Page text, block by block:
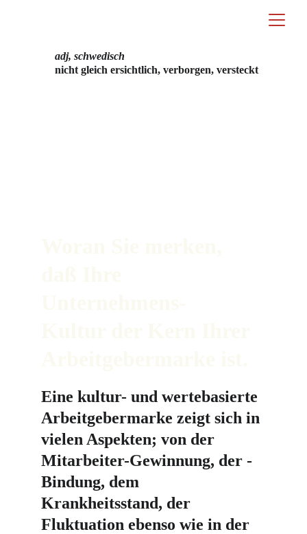
Eine kultur- und wertebasierte
Arbeitgebermarke zeigt sich in
vielen Aspekten; von der
Mitarbeiter-Gewinnung, der -
Bindung, dem
Krankheitsstand, der
Fluktuation ebenso wie in der
adj, schwedisch
nicht gleich ersichtlich, verborgen, versteckt